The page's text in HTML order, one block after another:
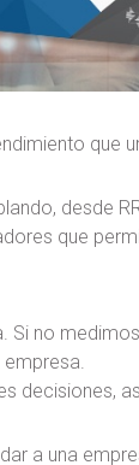
que
desde
que
Si no
decisiones,
a una